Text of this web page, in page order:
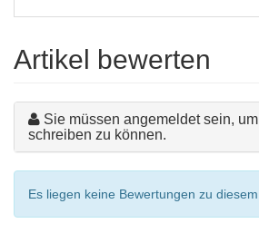
Artikel bewerten
Sie müssen angemeldet sein,
schreiben zu können.
Es liegen keine Bewertungen zu diesem